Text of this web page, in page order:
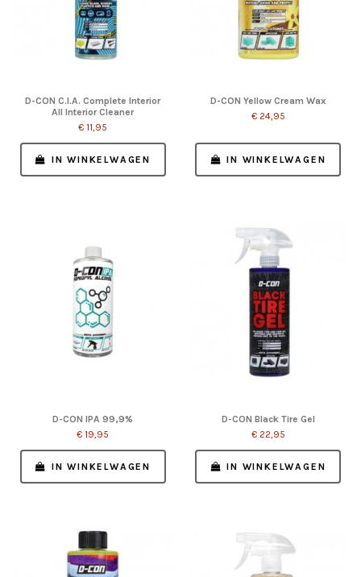
D-CON C.I.A. Complete Interior
All Interior Cleaner
€ 11,95
IN WINKELWAGEN
D-CON Yellow Cream Wax
€ 24,95
IN WINKELWAGEN
D-CON IPA 99,9%
€ 19,95
IN WINKELWAGEN
D-CON Black Tire Gel
€ 22,95
IN WINKELWAGEN